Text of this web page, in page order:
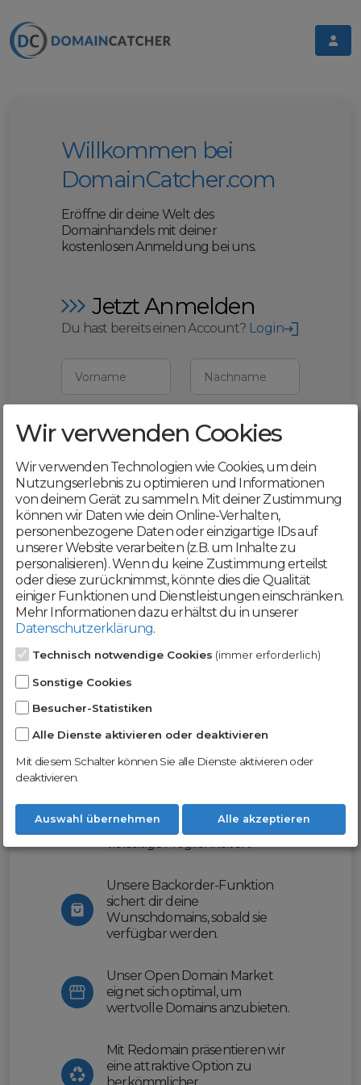
Willkommen bei
DomainCatcher.com
Eröffne dir deine Welt des
Domainhandels mit deiner
kostenlosen Anmeldung bei uns.
Jetzt Anmelden
Du hast bereits einen Account? Login
Vorname Nachname
E-Mail
Mit deiner Registrierung bestätigst du,
dass du dieAGBund
Datenschutzerklärung akzeptierst
Weiter
Werde jetzt Teil der
DomainCatcher-
Community!
Nutze unsere Erfahrung und profitiere
erleichtern wir dir den
Domainhandel und bieten dir
vielseitige Möglichkeiten.
Unsere Backorder-Funktion
sichert dir deine
Wunschdomains, sobald sie
verfügbar werden.
Unser Open Domain Market
eignet sich optimal, um
wertvolle Domains anzubieten.
Mit Redomain präsentieren wir
eine attraktive Option zu
Wir verwenden Cookies
Wir verwenden Technologien wie Cookies, um dein
Nutzungserlebnis zu optimieren und Informationen
von deinem Gerät zu sammeln. Mit deiner Zustimmung
können wir Daten wie dein Online-Verhalten,
personenbezogene Daten oder einzigartige IDs auf
unserer Website verarbeiten (z.B. um Inhalte zu
personalisieren). Wenn du keine Zustimmung erteilst
oder diese zurücknimmst, könnte dies die Qualität
einiger Funktionen und Dienstleistungen einschränken.
Mehr Informationen dazu erhältst du in unserer
Datenschutzerklärung.
Technisch notwendige Cookies (immer erforderlich)
Sonstige Cookies
Besucher-Statistiken
Alle Dienste aktivieren oder deaktivieren
Mit diesem Schalter können Sie alle Dienste aktivieren oder
deaktivieren.
Auswahl übernehmen Alle akzeptieren